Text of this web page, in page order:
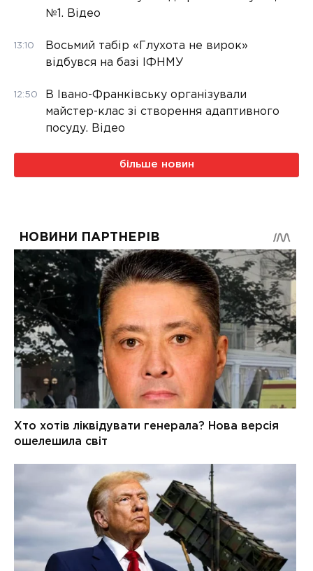
№1. Відео
13:10
Восьмий табір «Глухота не вирок»
відбувся на базі ІФНМУ
12:50
В Івано-Франківську організували
майстер-клас зі створення адаптивного
посуду. Відео
більше новин